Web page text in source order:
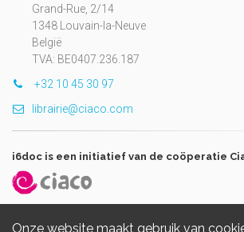
Onze website maakt gebruik van
Grand-Rue, 2/14
1348 Louvain-la-Neuve
België
TVA: BE0407.236.187
+32 10 45 30 97
librairie@ciaco.com
i6doc is een initiatief van de coöperatie